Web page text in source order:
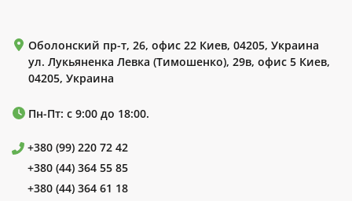
Оболонский пр-т, 26, офис 22 Киев, 04205, Украина
ул. Лукьяненка Левка (Тимошенко), 29в, офис 5 Киев,
04205, Украина
Пн-Пт: с 9:00 до 18:00.
+380 (99) 220 72 42
+380 (44) 364 55 85
+380 (44) 364 61 18